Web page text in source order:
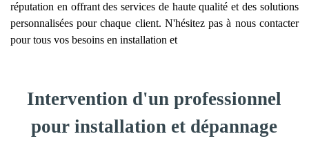
réputation en offrant des services de haute qualité et des solutions
personnalisées pour chaque client. N'hésitez pas à nous contacter
pour tous vos besoins en installation et
Intervention d'un professionnel
pour installation et dépannage